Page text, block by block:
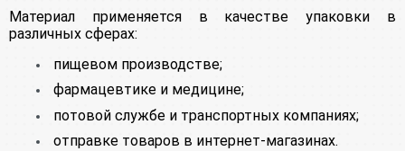
Материал применяется в качестве упаковки в
различных сферах:
пищевом производстве;
фармацевтике и медицине;
потовой службе и транспортных компаниях;
отправке товаров в интернет-магазинах.